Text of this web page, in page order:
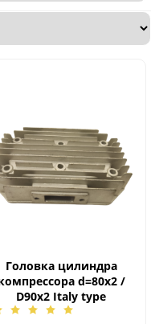
Головка цилиндра
d=80x2 /
D90x2 Italy type